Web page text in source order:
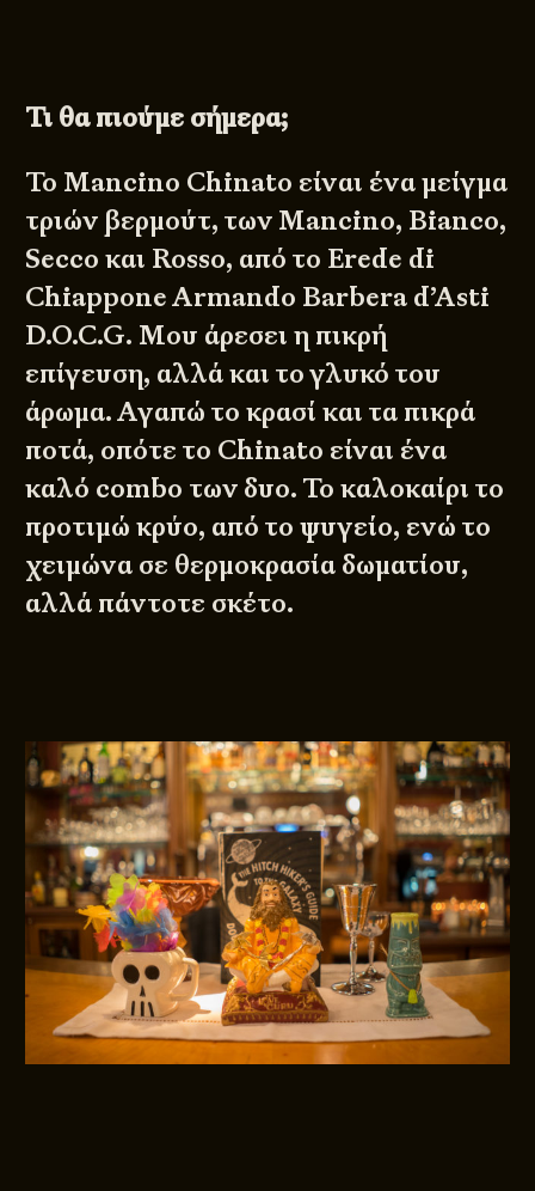
Τι θα πιούμε σήμερα;
​Το Mancino Chinato είναι ένα μείγμα
τριών βερμούτ, των Mancino, Bianco,
Secco και Rosso, από το Erede di
Chiappone Armando Barbera d’Asti
D.O.C.G. Μου άρεσει ​η πικρή
επίγευση, αλλά και το γλυκό του
άρωμα. ​Αγαπώ το κρασί και τα πικρά
ποτά, οπότε το Chinato είναι ένα
καλό combo των δυο. ​Το καλοκαίρι το
προτιμώ κρύο, από το ψυγείο, ενώ το
χειμώνα σε θερμοκρασία δωματίου,
αλλά πάντοτε σκέτο. ​